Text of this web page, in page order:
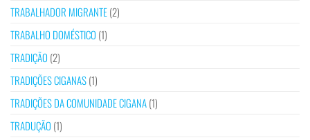
TRABALHADOR MIGRANTE(2)
TRABALHO DOMÉSTICO (1)
TRADIÇÃO (2)
TRADIÇÕES CIGANAS(1)
TRADIÇÕES DA COMUNIDADE CIGANA(1)
TRADUÇÃO (1)